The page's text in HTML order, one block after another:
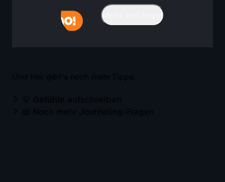
Mehr von logo!
Und hier gibt's noch mehr Tipps:
💡 Gefühle aufschreiben
📖 Noch mehr Journaling-Fragen